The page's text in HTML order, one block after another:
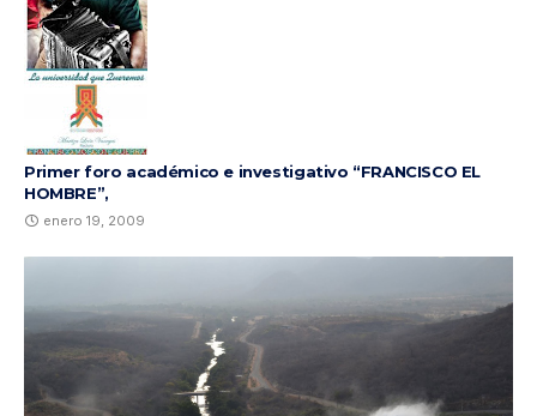
Primer foro académico e investigativo “FRANCISCO EL
HOMBRE”,
enero 19, 2009